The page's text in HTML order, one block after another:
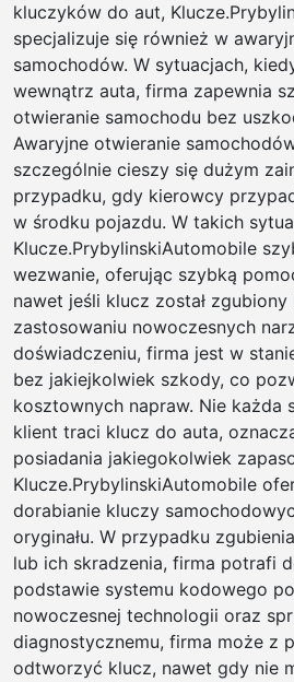
kluczyków do aut,
specjalizuje się również w
samochodów. W sytuacjach,
wewnątrz auta, firma zapewnia
otwieranie samochodu bez
Awaryjne otwieranie
szczególnie cieszy się dużym
przypadku, gdy kierowcy
w środku pojazdu. W takich
Klucze.PrybylinskiAutomobile
wezwanie, oferując szybką
nawet jeśli klucz został
zastosowaniu nowoczesnych
doświadczeniu, firma jest w
bez jakiejkolwiek szkody, co
kosztownych napraw. Nie każda
klient traci klucz do auta,
posiadania jakiegokolwiek
Klucze.PrybylinskiAutomobile
dorabianie kluczy
oryginału. W przypadku
lub ich skradzenia, firma potrafi
podstawie systemu kodowego
nowoczesnej technologii oraz
diagnostycznemu, firma może z
odtworzyć klucz, nawet gdy nie